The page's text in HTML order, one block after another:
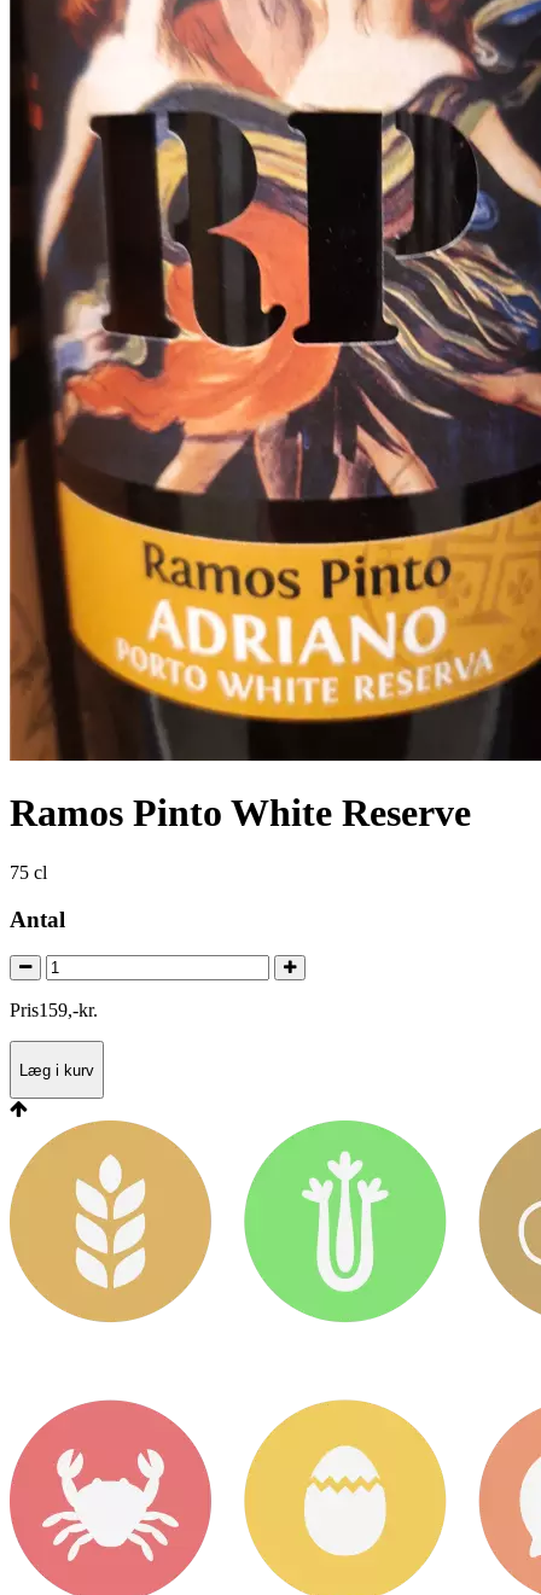
Ramos Pinto White Reserve
75 cl
Antal
Pris159,-kr.
Læg i kurv